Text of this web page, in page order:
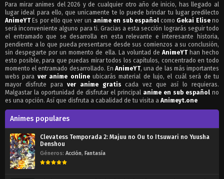
Para mirar animes del 2026 y de cualquier otro año de inicio, has llegado al
lugar ideal para ello, que unicamente te lo puede brindar tu lugar predilecto
AnimeYTEs por ello que ver un anime en sub españolcomo Gekai Eliseno
será inconveniente alguno para ti. Gracias a esta sección lograrás seguir todo
el entramado que se desarrolla en esta relevante e interesante historia,
pendiente a lo que pueda presentarse desde sus comienzos a su conclusión,
sin despegarte por un momento de ella. La voluntad de AnimeYThan hecho
esto posible, para que puedas mirar todos los capítulos, concentrado en todo
momento el entramado desarrollado. En AnimeYT, una de las más importantes
webs para ver anime onlineubicarás material de lujo, el cuál será de tu
mayor disfrute para ver anime gratis cada vez que así lo requieras.
Malgastar la oportunidad de disfrutar el principal anime en sub español no
es una opción. Así que disfruta a cabalidad de tu visita a Animeyt.one
Animes populares
Clevatess Temporada 2: Majuu no Ou to Itsuwari no Yuusha
Denshou
Géneros: Acción, Fantasía